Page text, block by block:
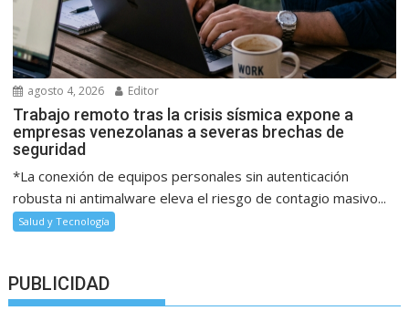
agosto 4, 2026 Editor
Trabajo remoto tras la crisis sísmica expone a
empresas venezolanas a severas brechas de
seguridad
*La conexión de equipos personales sin autenticación
robusta ni antimalware eleva el riesgo de contagio masivo...
Salud y Tecnología
PUBLICIDAD